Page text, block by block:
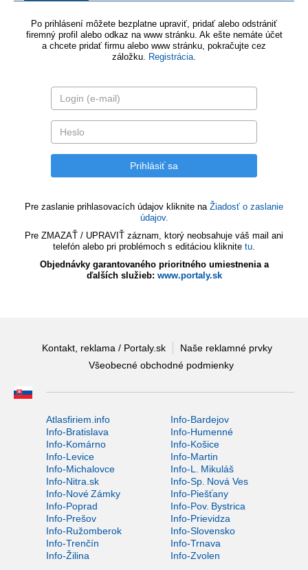
Po prihlásení môžete bezplatne upraviť, pridať alebo odstrániť
firemný profil alebo odkaz na www stránku. Ak ešte nemáte účet
a chcete pridať firmu alebo www stránku, pokračujte cez
záložku. Registrácia.
Pre zaslanie prihlasovacích údajov kliknite na Žiadosť o zaslanie
údajov.
Pre ZMAZAŤ / UPRAVIŤ záznam, ktorý neobsahuje váš mail ani
telefón alebo pri problémoch s editáciou kliknite tu.
Objednávky garantovaného prioritného umiestnenia a
ďalších služieb: www.portaly.sk
Kontakt, reklama / Portaly.sk
Naše reklamné prvky
Všeobecné obchodné podmienky
Atlasfiriem.info
Info-Bardejov
Info-Bratislava
Info-Humenné
Info-Komárno
Info-Košice
Info-Levice
Info-Martin
Info-Michalovce
Info-L. Mikuláš
Info-Nitra.sk
Info-Sp. Nová Ves
Info-Nové Zámky
Info-Piešťany
Info-Poprad
Info-Pov. Bystrica
Info-Prešov
Info-Prievidza
Info-Ružomberok
Info-Slovensko
Info-Trenčín
Info-Trnava
Info-Žilina
Info-Zvolen